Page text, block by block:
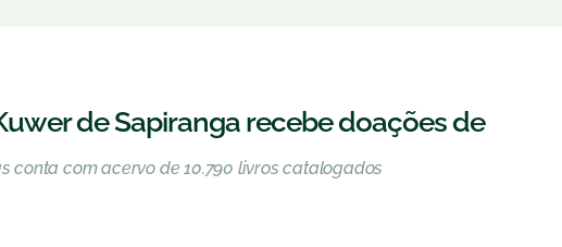
de Sapiranga recebe doações de
conta com acervo de 10.790 livros catalogados